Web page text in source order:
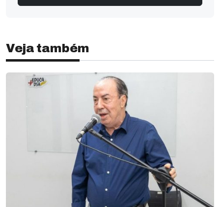
Veja também